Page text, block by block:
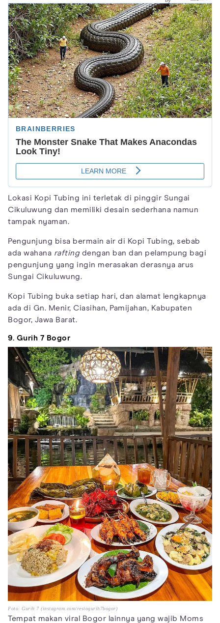
Lokasi Kopi Tubing ini terletak di pinggir Sungai
Cikuluwung dan memiliki desain sederhana namun
tampak nyaman.
Pengunjung bisa bermain air di Kopi Tubing, sebab
ada wahana raftingdengan ban dan pelampung bagi
pengunjung yang ingin merasakan derasnya arus
Sungai Cikuluwung.
Kopi Tubing buka setiap hari, dan alamat lengkapnya
ada di Gn. Menir, Ciasihan, Pamijahan, Kabupaten
Bogor, Jawa Barat.
9. Gurih 7 Bogor
Foto: Gurih 7 (instagram.com/restogurih7bogor)
Tempat makan viral Bogor lainnya yang wajib Moms